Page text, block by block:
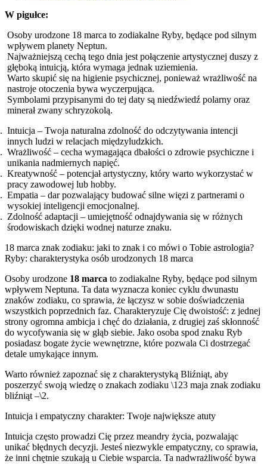
W pigułce:
Osoby urodzone 18 marca to zodiakalne Ryby, będące pod silnym
wpływem planety Neptun.
Najważniejszą cechą tego dnia jest połączenie artystycznej duszy z
głęboką intuicją, która wymaga jednak uziemienia.
Warto skupić się na higienie psychicznej, ponieważ wrażliwość na
nastroje otoczenia bywa wyczerpująca.
Symbolami przypisanymi do tej daty są niedźwiedź polarny oraz
minerał zwany schryzokolą.
Intuicja – Twoja naturalna zdolność do odczytywania intencji
innych ludzi w relacjach międzyludzkich.
Wrażliwość – cecha wymagająca dbałości o zdrowie psychiczne i
unikania nadmiernych napięć.
Kreatywność – potencjał artystyczny, który warto wykorzystać w
pracy zawodowej lub hobby.
Empatia – dar pozwalający budować silne więzi z partnerami o
wysokiej inteligencji emocjonalnej.
Zdolność adaptacji – umiejętność odnajdywania się w różnych
środowiskach dzięki wodnej naturze znaku.
18 marca znak zodiaku: jaki to znak i co mówi o Tobie astrologia?
Ryby: charakterystyka osób urodzonych 18 marca
Osoby urodzone 18 marca to zodiakalne Ryby, będące pod silnym
wpływem Neptuna. Ta data wyznacza koniec cyklu dwunastu
znaków zodiaku, co sprawia, że łączysz w sobie doświadczenia
wszystkich poprzednich faz. Charakteryzuje Cię dwoistość: z jednej
strony ogromna ambicja i chęć do działania, z drugiej zaś skłonność
do wycofywania się w głąb siebie. Jako osoba spod znaku Ryb
posiadasz bogate życie wewnętrzne, które pozwala Ci dostrzegać
detale umykające innym.
Warto również zapoznać się z charakterystyką Bliźniąt, aby
poszerzyć swoją wiedzę o znakach zodiaku \123 maja znak zodiaku
bliźniąt –\2.
Intuicja i empatyczny charakter: Twoje największe atuty
Intuicja często prowadzi Cię przez meandry życia, pozwalając
unikać błędnych decyzji. Jesteś niezwykle empatyczny, co sprawia,
że inni chętnie szukają u Ciebie wsparcia. Ta nadwrażliwość bywa